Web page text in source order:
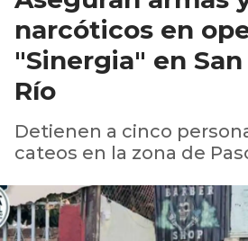
narcóticos en
"Sinergia" en
Río
Detienen a cinco
cateos en la zona de